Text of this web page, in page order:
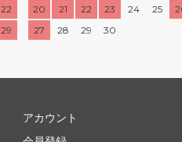
22
29
20
21 22 23 24 25
27
28 29 30
アカウント